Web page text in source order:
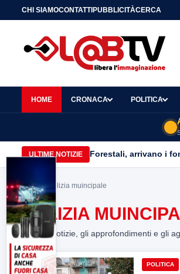
CHI SIAMOCONTATTIPUBBLICITÀCERCA
HOME CRONACA POLITICA
ULTIME NOTIZIE Forestali, arrivano i
Home> polizia muincipale
POLIZIA
Tutte le notizie, gli approfondimenti e gli
POLITICA